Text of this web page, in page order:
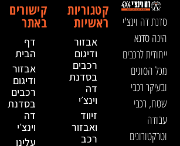
סדנת דה וינצ'י
הינה סדנא
ייחודית לרכבים
מכל הסוגים
ובעיקר רכבי
שטח, רכבי
עבודה
וטרקטורונים
קטגוריות
ראשיות
אבזור
ודיגום
רכבים
בסדנת
דה
וינצ׳י
זיווד
ואבזור
רכב
קישורים
באתר
דף
הבית
אבזור
ודיגום
רכבים
בסדנת
דה
וינצ׳י
עלינו